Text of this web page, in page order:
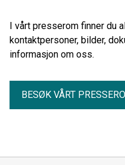
I vårt presserom finner du
kontaktpersoner, bilder,
informasjon om oss.
BESØK VÅRT